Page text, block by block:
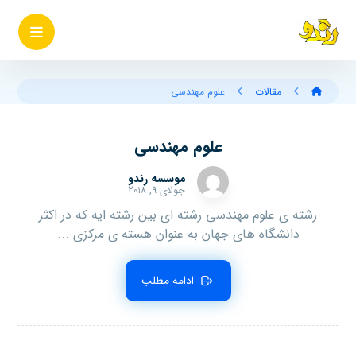
مقالات علوم مهندسی
علوم مهندسی
موسسه رندو
جولای ۹, ۲۰۱۸
رشته ی علوم مهندسی رشته ای بین رشته ایه که در اکثر
دانشگاه های جهان به عنوان هسته ی مرکزی ...
ادامه مطلب